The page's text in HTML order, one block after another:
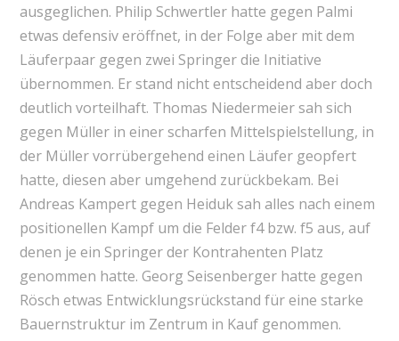
ausgeglichen. Philip Schwertler hatte gegen Palmi
etwas defensiv eröffnet, in der Folge aber mit dem
Läuferpaar gegen zwei Springer die Initiative
übernommen. Er stand nicht entscheidend aber doch
deutlich vorteilhaft. Thomas Niedermeier sah sich
gegen Müller in einer scharfen Mittelspielstellung, in
der Müller vorrübergehend einen Läufer geopfert
hatte, diesen aber umgehend zurückbekam. Bei
Andreas Kampert gegen Heiduk sah alles nach einem
positionellen Kampf um die Felder f4 bzw. f5 aus, auf
denen je ein Springer der Kontrahenten Platz
genommen hatte. Georg Seisenberger hatte gegen
Rösch etwas Entwicklungsrückstand für eine starke
Bauernstruktur im Zentrum in Kauf genommen.